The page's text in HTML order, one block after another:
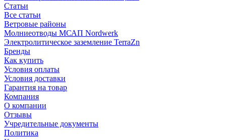
Статьи
Все статьи
Ветровые районы
Молниеотводы МСАП Nordwerk
Электролитическое заземление TerraZn
Бренды
Как купить
Условия оплаты
Условия доставки
Гарантия на товар
Компания
О компании
Отзывы
Учредительные документы
Политика